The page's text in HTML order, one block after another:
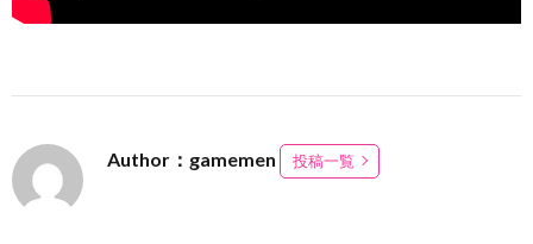
Author：gamemen 投稿一覧